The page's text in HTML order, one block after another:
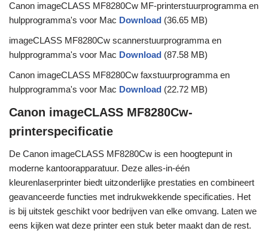
Canon imageCLASS MF8280Cw MF-printerstuurprogramma en
hulpprogramma's voor Mac Download (36.65 MB)
imageCLASS MF8280Cw scannerstuurprogramma en
hulpprogramma's voor Mac Download (87.58 MB)
Canon imageCLASS MF8280Cw faxstuurprogramma en
hulpprogramma's voor Mac Download (22.72 MB)
Canon imageCLASS MF8280Cw-
printerspecificatie
De Canon imageCLASS MF8280Cw is een hoogtepunt in
moderne kantoorapparatuur. Deze alles-in-één
kleurenlaserprinter biedt uitzonderlijke prestaties en combineert
geavanceerde functies met indrukwekkende specificaties. Het
is bij uitstek geschikt voor bedrijven van elke omvang. Laten we
eens kijken wat deze printer een stuk beter maakt dan de rest.